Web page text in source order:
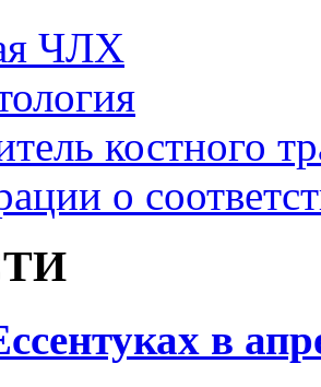
ЧЛХ
костного
о
в